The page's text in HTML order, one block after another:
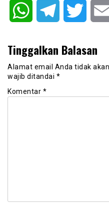
WhatsAppTelegram
Tinggalkan Balasan
Alamat email Anda tidak
wajib ditandai *
Komentar *